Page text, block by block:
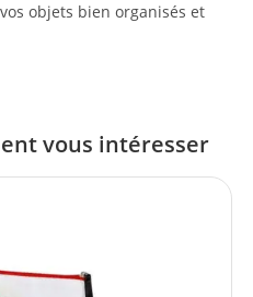
objets bien organisés et
vous intéresser